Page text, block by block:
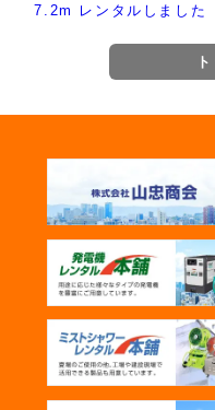
7.2m レンタルしました